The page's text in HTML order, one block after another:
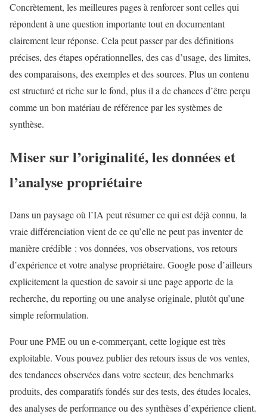
Concrètement, les meilleures pages à renforcer sont celles qui
répondent à une question importante tout en documentant
clairement leur réponse. Cela peut passer par des définitions
précises, des étapes opérationnelles, des cas d’usage, des limites,
des comparaisons, des exemples et des sources. Plus un contenu
est structuré et riche sur le fond, plus il a de chances d’être perçu
comme un bon matériau de référence par les systèmes de
synthèse.
Miser sur l’originalité, les données et
l’analyse propriétaire
Dans un paysage où l’IA peut résumer ce qui est déjà connu, la
vraie différenciation vient de ce qu’elle ne peut pas inventer de
manière crédible : vos données, vos observations, vos retours
d’expérience et votre analyse propriétaire. Google pose d’ailleurs
explicitement la question de savoir si une page apporte de la
recherche, du reporting ou une analyse originale, plutôt qu’une
simple reformulation.
Pour une PME ou un e-commerçant, cette logique est très
exploitable. Vous pouvez publier des retours issus de vos ventes,
des tendances observées dans votre secteur, des benchmarks
produits, des comparatifs fondés sur des tests, des études locales,
des analyses de performance ou des synthèses d’expérience client.